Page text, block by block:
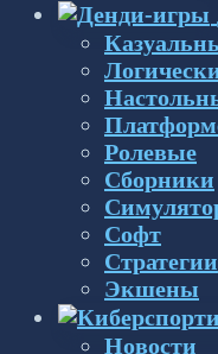
Ролевые
Сборники
Софт
Стратегии
Экшены
Новости